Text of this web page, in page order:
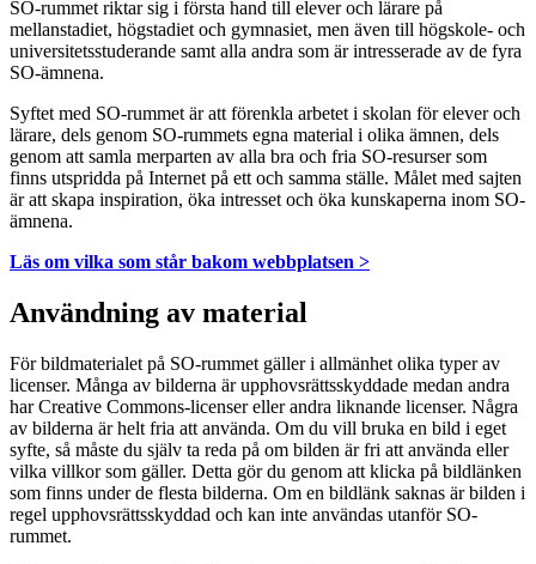
SO-rummet riktar sig i första hand till elever och lärare på
mellanstadiet, högstadiet och gymnasiet, men även till högskole- och
universitetsstuderande samt alla andra som är intresserade av de fyra
SO-ämnena.
Syftet med SO-rummet är att förenkla arbetet i skolan för elever och
lärare, dels genom SO-rummets egna material i olika ämnen, dels
genom att samla merparten av alla bra och fria SO-resurser som
finns utspridda på Internet på ett och samma ställe. Målet med sajten
är att skapa inspiration, öka intresset och öka kunskaperna inom SO-
ämnena.
Läs om vilka som står bakom webbplatsen >
Användning av material
För bildmaterialet på SO-rummet gäller i allmänhet olika typer av
licenser. Många av bilderna är upphovsrättsskyddade medan andra
har Creative Commons-licenser eller andra liknande licenser. Några
av bilderna är helt fria att använda. Om du vill bruka en bild i eget
syfte, så måste du själv ta reda på om bilden är fri att använda eller
vilka villkor som gäller. Detta gör du genom att klicka på bildlänken
som finns under de flesta bilderna. Om en bildlänk saknas är bilden i
regel upphovsrättsskyddad och kan inte användas utanför SO-
rummet.